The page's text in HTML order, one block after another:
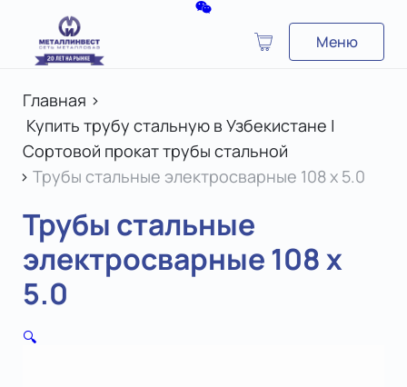
Меню
Главная >
Купить трубу стальную в Узбекистане |
Сортовой прокат трубы стальной
> Трубы стальные электросварные 108 х 5.0
Трубы стальные
электросварные 108 х
5.0
🔍